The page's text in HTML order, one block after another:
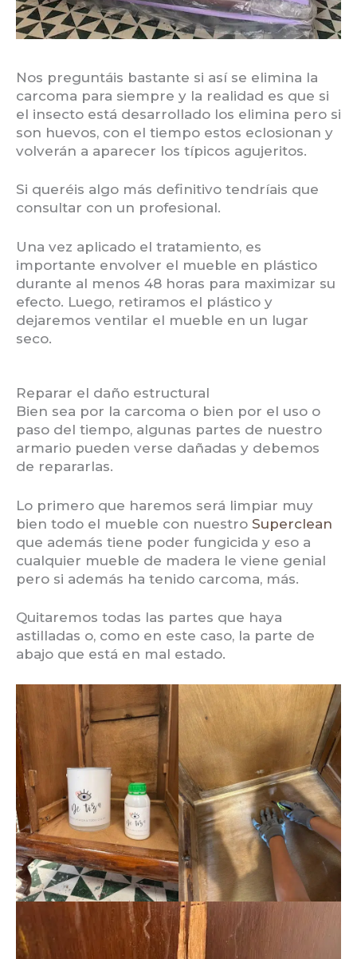
Nos preguntáis bastante si así se elimina la
carcoma para siempre y la realidad es que si
el insecto está desarrollado los elimina pero si
son huevos, con el tiempo estos eclosionan y
volverán a aparecer los típicos agujeritos.
Si queréis algo más definitivo tendríais que
consultar con un profesional.
Una vez aplicado el tratamiento, es
importante envolver el mueble en plástico
durante al menos 48 horas para maximizar su
efecto. Luego, retiramos el plástico y
dejaremos ventilar el mueble en un lugar
seco.
Reparar el daño estructural
Bien sea por la carcoma o bien por el uso o
paso del tiempo, algunas partes de nuestro
armario pueden verse dañadas y debemos
de repararlas.
Lo primero que haremos será limpiar muy
bien todo el mueble con nuestro Superclean
que además tiene poder fungicida y eso a
cualquier mueble de madera le viene genial
pero si además ha tenido carcoma, más.
Quitaremos todas las partes que haya
astilladas o, como en este caso, la parte de
abajo que está en mal estado.